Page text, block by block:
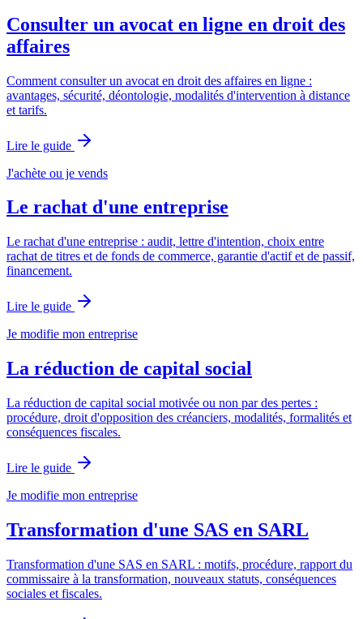
Consulter un avocat en ligne en droit des
affaires
Comment consulter un avocat en droit des affaires en ligne :
avantages, sécurité, déontologie, modalités d'intervention à distance
et tarifs.
Lire le guide
J'achète ou je vends
Le rachat d'une entreprise
Le rachat d'une entreprise : audit, lettre d'intention, choix entre
rachat de titres et de fonds de commerce, garantie d'actif et de passif,
financement.
Lire le guide
Je modifie mon entreprise
La réduction de capital social
La réduction de capital social motivée ou non par des pertes :
procédure, droit d'opposition des créanciers, modalités, formalités et
conséquences fiscales.
Lire le guide
Je modifie mon entreprise
Transformation d'une SAS en SARL
Transformation d'une SAS en SARL : motifs, procédure, rapport du
commissaire à la transformation, nouveaux statuts, conséquences
sociales et fiscales.